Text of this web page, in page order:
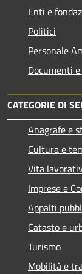
Enti e
Politici
Personale
Documenti
CATEGORIE DI
Anagrafe e
Cultura e
Vita
Imprese e
Appalti
Catasto e
Turismo
Mobilità e